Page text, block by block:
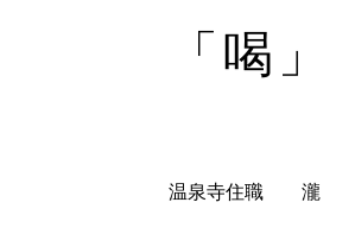
「喝」
温泉寺住職 瀧